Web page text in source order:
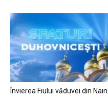
Învierea Fiului văduvei din Nain